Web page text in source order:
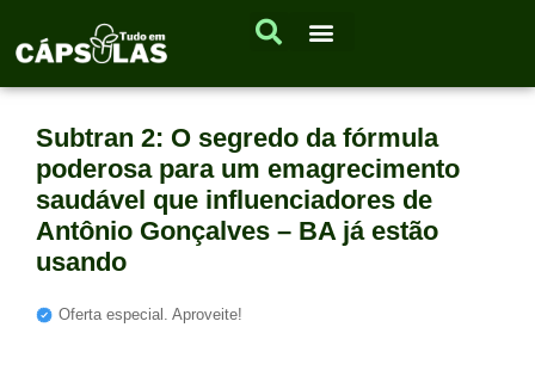
Subtran 2: O segredo da fórmula
poderosa para um emagrecimento
saudável que influenciadores de
Antônio Gonçalves – BA já estão
usando
Oferta especial. Aproveite!